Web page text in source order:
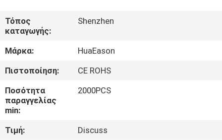
ΒΊΝΤΕΟ
ΠΕΡΊΠΟΥ
ΕΜΕΊΣ
ΓΎΡΟΣ
ΕΡΓΟΣΤΑΣΊΩΝ
Τόπος
καταγωγής:
Shenzhen
Μάρκα:
HuaEason
Πιστοποίηση:
CE ROHS
Ποσότητα
παραγγελίας
min:
2000PCS
Τιμή:
Discuss